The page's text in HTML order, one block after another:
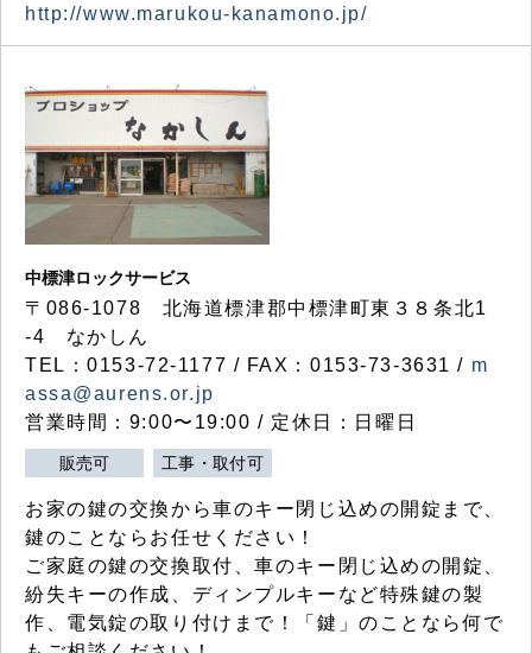
http://www.marukou-kanamono.jp/
中標津ロックサービス
〒086-1078 北海道標津郡中標津町東３８条北1
-4 なかしん
TEL：0153-72-1177 / FAX：0153-73-3631 / m
assa@aurens.or.jp
営業時間：9:00〜19:00 / 定休日：日曜日
販売可 工事・取付可
お家の鍵の交換から車のキー閉じ込めの開錠まで、
鍵のことならお任せください！
ご家庭の鍵の交換取付、車のキー閉じ込めの開錠、
紛失キーの作成、ディンプルキーなど特殊鍵の製
作、電気錠の取り付けまで！「鍵」のことなら何で